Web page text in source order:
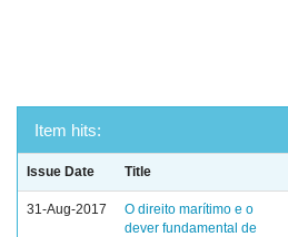
Item hits:
Issue Date Title
31-Aug-2017
O direito marítimo e o
dever fundamental de